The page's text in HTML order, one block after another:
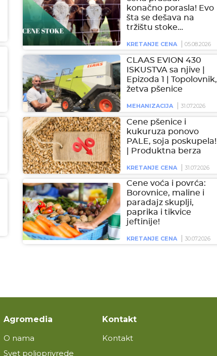
konačno porasla! Evo
šta se dešava na
tržištu stoke…
KRETANJE CENA 05.08.2026
CLAAS EVION 430
ISKUSTVA sa njive |
Epizoda 1 | Topolovnik,
žetva pšenice
MEHANIZACIJA 31.07.2026
Cene pšenice i
kukuruza ponovo
PALE, soja poskupela!
| Produktna berza
KRETANJE CENA 31.07.2026
Cene voća i povrća:
Borovnice, maline i
paradajz skuplji,
paprika i tikvice
jeftinije!
KRETANJE CENA 30.07.2026
Agromedia
O nama
Svet poljoprivrede
Kontakt
Kontakt